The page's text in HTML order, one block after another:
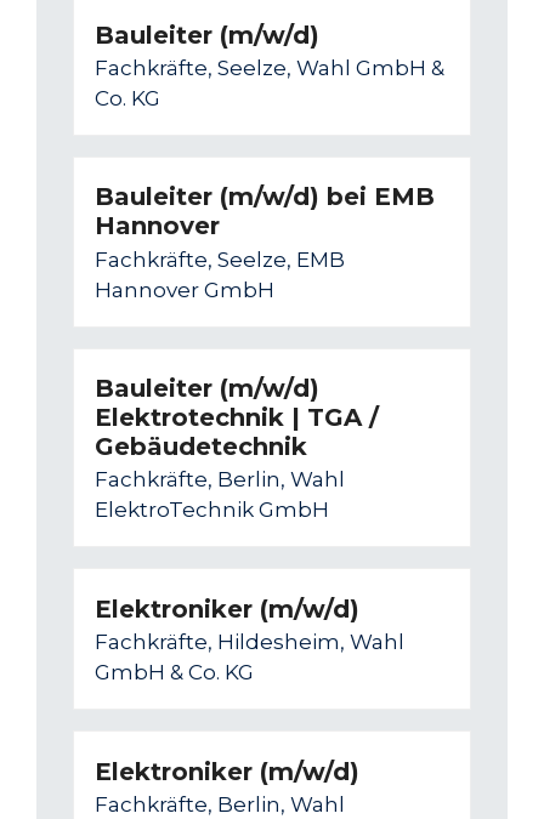
Bauleiter (m/w/d)
Fachkräfte, Seelze, Wahl GmbH &
Co. KG
Bauleiter (m/w/d) bei EMB
Hannover
Fachkräfte, Seelze, EMB
Hannover GmbH
Bauleiter (m/w/d)
Elektrotechnik | TGA /
Gebäudetechnik
Fachkräfte, Berlin, Wahl
ElektroTechnik GmbH
Elektroniker (m/w/d)
Fachkräfte, Hildesheim, Wahl
GmbH & Co. KG
Elektroniker (m/w/d)
Fachkräfte, Berlin, Wahl